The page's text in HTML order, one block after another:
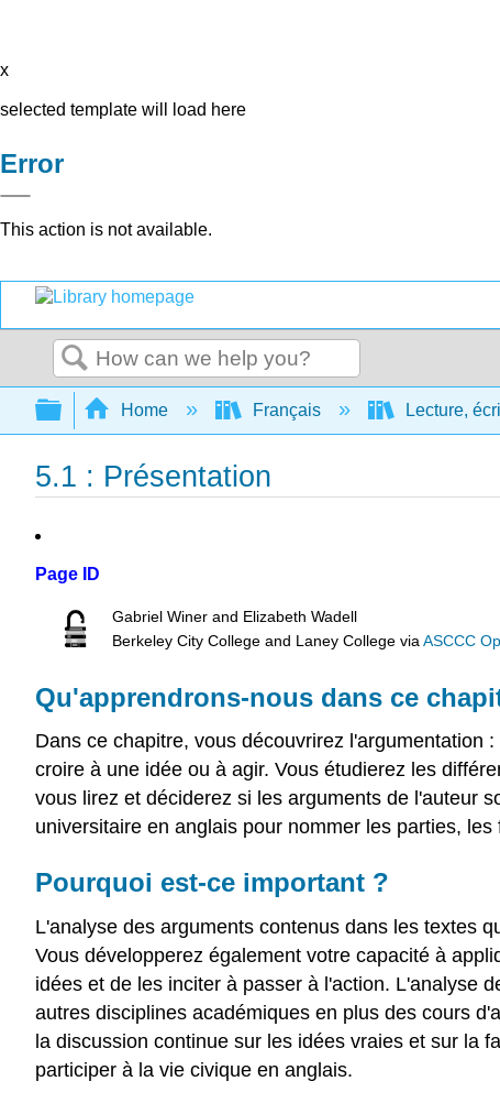
x
selected template will load here
Error
This action is not available.
Search
Expand/collapse global hierarchy
Home Français Lecture,
5.1 : Présentation
Page ID
Gabriel Winer and Elizabeth Wadell
Berkeley City College and Laney College viaASCCC
Qu'apprendrons-nous dans ce
Dans ce chapitre, vous découvrirez l'argumentation
croire à une idée ou à agir. Vous étudierez les
vous lirez et déciderez si les arguments de l'auteur
universitaire en anglais pour nommer les parties,
Pourquoi est-ce important ?
L'analyse des arguments contenus dans les textes
Vous développerez également votre capacité à
idées et de les inciter à passer à l'action. L'analyse
autres disciplines académiques en plus des cours
la discussion continue sur les idées vraies et sur la
participer à la vie civique en anglais.